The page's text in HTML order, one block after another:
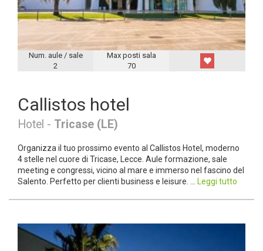
Num. aule / sale
2
Max posti sala
70
Callistos hotel
Hotel - Tricase (LE)
Organizza il tuo prossimo evento al Callistos Hotel, moderno
4 stelle nel cuore di Tricase, Lecce. Aule formazione, sale
meeting e congressi, vicino al mare e immerso nel fascino del
Salento. Perfetto per clienti business e leisure. ...
Leggi tutto